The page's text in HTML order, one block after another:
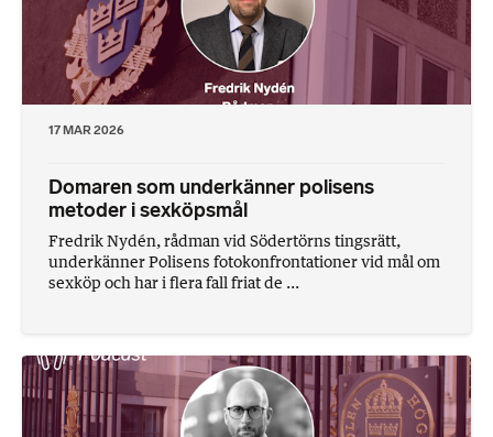
17 MAR 2026
Domaren som underkänner polisens
metoder i sexköpsmål
Fredrik Nydén, rådman vid Södertörns tingsrätt,
underkänner Polisens fotokonfrontationer vid mål om
sexköp och har i flera fall friat de ...